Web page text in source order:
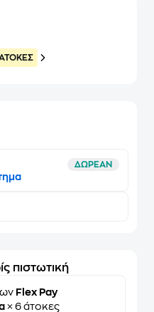
ΔΩΡΕΑΝ
πιστωτική
Flex Pay
× 6 άτοκες